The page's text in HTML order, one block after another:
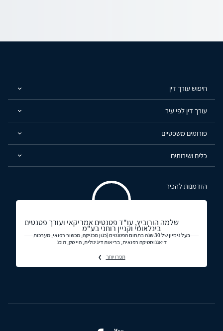
חיפוש עורך דין
עורך דין לפי עיר
פורומים משפטיים
כלים ושירותים
הזדמנות להכיר
שלמה הורוביץ, עו"ד פטנטים אמריקאי ועורך פטנטים
בינלאומי וקניין רוחני בע"מ
בעל ניסיון של 30 שנה בתחום הפטנטים (כגון מכניקה, מכשור רפואי, מערכות
דיאגנוסטיקה רפואית, בריאות דיגיטלית, היי טק, תוכנ
תכירו יותר